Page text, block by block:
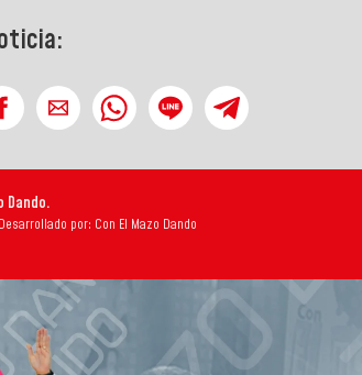
Dando.
por: Con El Mazo Dando